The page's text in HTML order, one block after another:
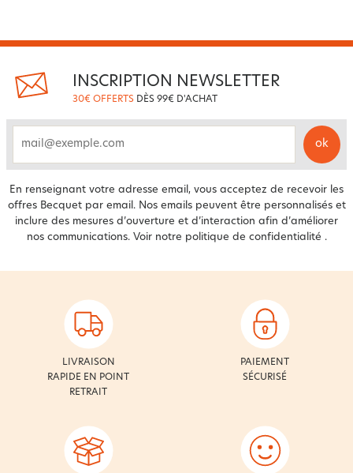
INSCRIPTION NEWSLETTER
30€ OFFERTS DÈS 99€ D'ACHAT
ok
En renseignant votre adresse email, vous acceptez de recevoir les
offres Becquet par email. Nos emails peuvent être personnalisés et
inclure des mesures d’ouverture et d’interaction afin d’améliorer
nos communications. Voir notre politique de confidentialité .
LIVRAISON
RAPIDE EN POINT
RETRAIT
PAIEMENT
SÉCURISÉ